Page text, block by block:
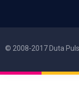
© 2008-2017 Duta